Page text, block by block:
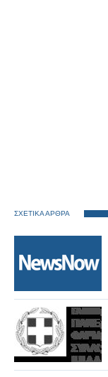
ΣΧΕΤΙΚΑ ΑΡΘΡΑ